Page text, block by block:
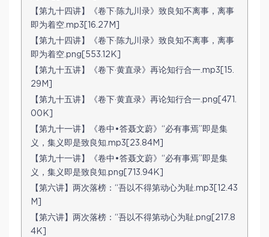
【第九十四讲】《卷下·陈九川录》致良知不离事，离事
即为着空.mp3[16.27M]
【第九十四讲】《卷下·陈九川录》致良知不离事，离事
即为着空.png[553.12K]
【第九十五讲】《卷下·黄直录》再论知行合一.mp3[15.
29M]
【第九十五讲】《卷下·黄直录》再论知行合一.png[471.
00K]
【第九十一讲】《卷中•答聂文蔚》“必有事焉”即是集
义，集义即是致良知.mp3[23.84M]
【第九十一讲】《卷中•答聂文蔚》“必有事焉”即是集
义，集义即是致良知.png[713.94K]
【第六讲】两次落榜：“吾以不得第动心为耻.mp3[12.43
M]
【第六讲】两次落榜：“吾以不得第动心为耻.png[217.8
4K]